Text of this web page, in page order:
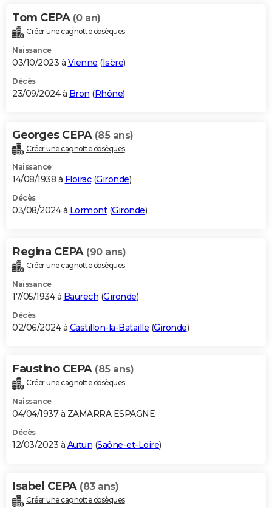
Tom CEPA (0 an)
Créer une cagnotte obsèques
Naissance
03/10/2023 à Vienne (Isère)
Décès
23/09/2024 à Bron (Rhône)
Georges CEPA (85 ans)
Créer une cagnotte obsèques
Naissance
14/08/1938 à Floirac(Gironde)
Décès
03/08/2024 à Lormont(Gironde)
Regina CEPA (90 ans)
Créer une cagnotte obsèques
Naissance
17/05/1934 à Baurech (Gironde)
Décès
02/06/2024 à Castillon-la-Bataille (Gironde)
Faustino CEPA (85 ans)
Créer une cagnotte obsèques
Naissance
04/04/1937 à ZAMARRA ESPAGNE
Décès
12/03/2023 à Autun (Saône-et-Loire)
Isabel CEPA (83 ans)
Créer une cagnotte obsèques